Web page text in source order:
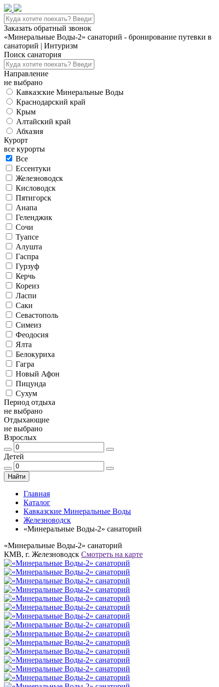
Заказать обратный звонок
«Минеральные Воды-2» санаторий - бронирование путевки в
санаторий | Интуризм
Поиск санатория
Направление
не выбрано
Кавказские Минеральные Воды
Краснодарский край
Крым
Алтайский край
Абхазия
Курорт
все курорты
Все
Ессентуки
Железноводск
Кисловодск
Пятигорск
Анапа
Геленджик
Сочи
Туапсе
Алушта
Гаспра
Гурзуф
Керчь
Кореиз
Ласпи
Саки
Севастополь
Симеиз
Феодосия
Ялта
Белокуриха
Гагра
Новый Афон
Пицунда
Сухум
Период отдыха
не выбрано
Отдыхающие
не выбрано
Взрослых
Детей
Найти
Главная
Каталог
Кавказские Минеральные Воды
Железноводск
«Минеральные Воды-2» санаторий
«Минеральные Воды-2» санаторий
КМВ, г. Железноводск Смотреть на карте